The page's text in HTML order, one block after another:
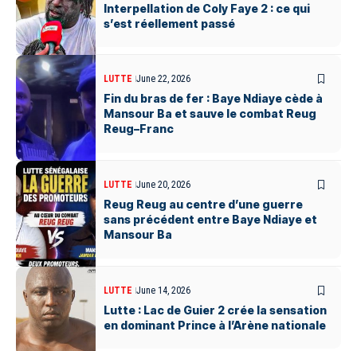
Interpellation de Coly Faye 2 : ce qui
s’est réellement passé
LUTTE June 22, 2026
Fin du bras de fer : Baye Ndiaye cède à
Mansour Ba et sauve le combat Reug
Reug–Franc
LUTTE June 20, 2026
Reug Reug au centre d’une guerre
sans précédent entre Baye Ndiaye et
Mansour Ba
LUTTE June 14, 2026
Lutte : Lac de Guier 2 crée la sensation
en dominant Prince à l’Arène nationale